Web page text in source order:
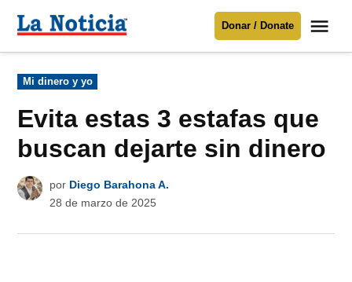
Para mantenerte informado necesitamos
Donar
contenido
Noticia
Donar / Donate
Publicado
en
Mi dinero y yo
Evita estas 3 estafas que
buscan dejarte sin dinero
por Diego Barahona A.
28 de marzo de 2025